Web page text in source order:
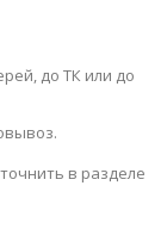
до ТК или до
в разделе